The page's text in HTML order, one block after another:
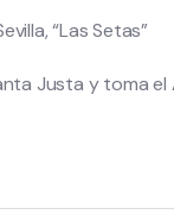
“Las Setas”
Justa y toma el